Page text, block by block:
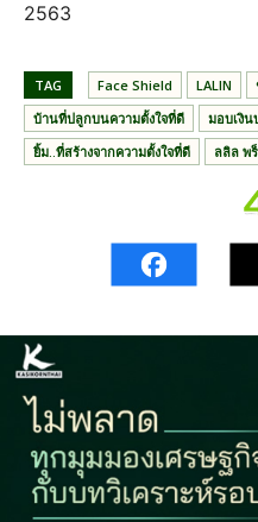
2563
TAG Face Shield LALIN
บ้านที่ปลูกบนความตั้งใจที่ดี
มอบเงิน
ยิ้ม..ที่สร้างจากความตั้งใจที่ดี
ลลิล พ